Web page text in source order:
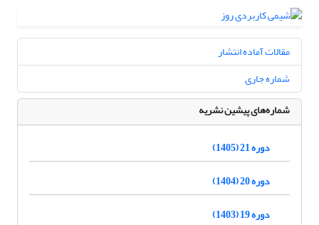
مقالات آماده انتشار
شماره جاری
شماره‌های پیشین نشریه
دوره 21 (1405)
دوره 20 (1404)
دوره 19 (1403)